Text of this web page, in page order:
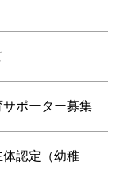
ポーター募集
認定（幼稚